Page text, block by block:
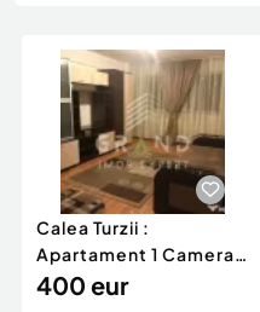
Animale de companie
Afaceri și echipamente
Inchiriere Bunuri si
Piese auto si accesorii
Dacia Duster
Calea Turzii :
Apartament 1 Camera |
Decomandat | Balcon |
400 eur